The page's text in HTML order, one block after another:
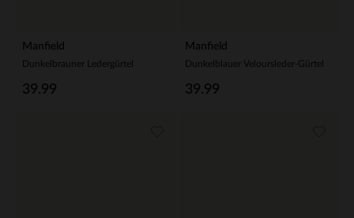
Manfield
Dunkelbrauner Ledergürtel
39.99
Manfield
Dunkelblauer Veloursleder-Gürtel
39.99